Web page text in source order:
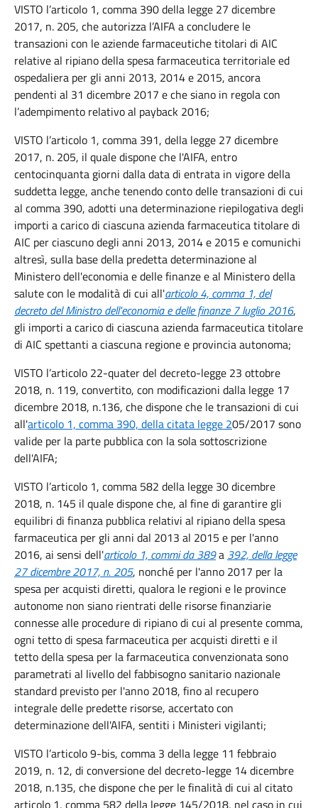
VISTO l’articolo 1, comma 390 della legge 27 dicembre
2017, n. 205, che autorizza l’AIFA a concludere le
transazioni con le aziende farmaceutiche titolari di AIC
relative al ripiano della spesa farmaceutica territoriale ed
ospedaliera per gli anni 2013, 2014 e 2015, ancora
pendenti al 31 dicembre 2017 e che siano in regola con
l’adempimento relativo al payback 2016;
VISTO l’articolo 1, comma 391, della legge 27 dicembre
2017, n. 205, il quale dispone che l'AIFA, entro
centocinquanta giorni dalla data di entrata in vigore della
suddetta legge, anche tenendo conto delle transazioni di cui
al comma 390, adotti una determinazione riepilogativa degli
importi a carico di ciascuna azienda farmaceutica titolare di
AIC per ciascuno degli anni 2013, 2014 e 2015 e comunichi
altresì, sulla base della predetta determinazione al
Ministero dell'economia e delle finanze e al Ministero della
salute con le modalità di cui all'articolo 4, comma 1, del
decreto del Ministro dell'economia e delle finanze 7 luglio 2016,
gli importi a carico di ciascuna azienda farmaceutica titolare
di AIC spettanti a ciascuna regione e provincia autonoma;
VISTO l’articolo 22-quater del decreto-legge 23 ottobre
2018, n. 119, convertito, con modificazioni dalla legge 17
dicembre 2018, n.136, che dispone che le transazioni di cui
all'articolo 1, comma 390, della citata legge 205/2017 sono
valide per la parte pubblica con la sola sottoscrizione
dell'AIFA;
VISTO l’articolo 1, comma 582 della legge 30 dicembre
2018, n. 145 il quale dispone che, al fine di garantire gli
equilibri di finanza pubblica relativi al ripiano della spesa
farmaceutica per gli anni dal 2013 al 2015 e per l'anno
2016, ai sensi dell'articolo 1, commi da 389a 392, della legge
27 dicembre 2017, n. 205, nonché per l'anno 2017 per la
spesa per acquisti diretti, qualora le regioni e le province
autonome non siano rientrati delle risorse finanziarie
connesse alle procedure di ripiano di cui al presente comma,
ogni tetto di spesa farmaceutica per acquisti diretti e il
tetto della spesa per la farmaceutica convenzionata sono
parametrati al livello del fabbisogno sanitario nazionale
standard previsto per l'anno 2018, fino al recupero
integrale delle predette risorse, accertato con
determinazione dell'AIFA, sentiti i Ministeri vigilanti;
VISTO l’articolo 9-bis, comma 3 della legge 11 febbraio
2019, n. 12, di conversione del decreto-legge 14 dicembre
2018, n.135, che dispone che per le finalità di cui al citato
articolo 1, comma 582 della legge 145/2018, nel caso in cui